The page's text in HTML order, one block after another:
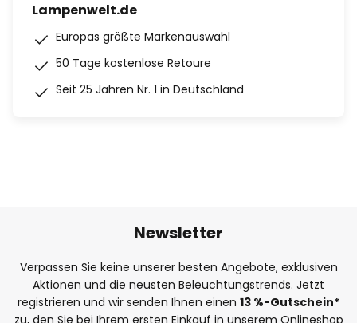
Lampenwelt.de
Europas größte Markenauswahl
50 Tage kostenlose Retoure
Seit 25 Jahren Nr. 1 in Deutschland
Newsletter
Verpassen Sie keine unserer besten Angebote, exklusiven
Aktionen und die neusten Beleuchtungstrends. Jetzt
registrieren und wir senden Ihnen einen 13 %-Gutschein*
zu, den Sie bei Ihrem ersten Einkauf in unserem Onlineshop